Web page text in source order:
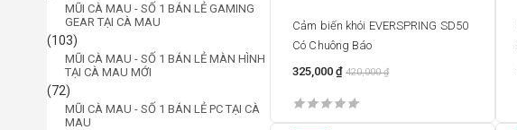
MŨI CÀ MAU - SỐ 1 BÁN LẺ GAMING
GEAR TẠI CÀ MAU
(103)
MŨI CÀ MAU - SỐ 1 BÁN LẺ MÀN HÌNH
TẠI CÀ MAU MỚI
(72)
MŨI CÀ MAU - SỐ 1 BÁN LẺ PC TẠI CÀ
MAU
Cảm biến khói EVERSPRING SD50
Có Chuông Báo
325,000₫ 420,000₫